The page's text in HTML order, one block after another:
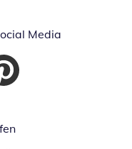
Media
FensterFenster
in neuem Fenster